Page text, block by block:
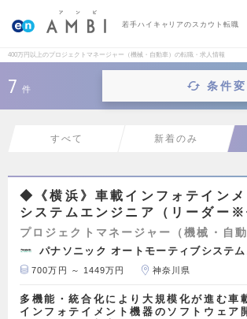
若手ハイキャリアのスカウト転職
400万円以上のプロジェクトマネージャー（機械・自動車）の転職・求人情報
7 件 条件
すべて 新着のみ
◆《横浜》車載インフォテインメ
システムエンジニア（リーダー※
プロジェクトマネージャー（機械・自動
パナソニック オートモーティブシステ
700万円 ～ 1449万円 神奈川県
多機能・統合化により大規模化が進む車
インフォテイメント機器のソフトウェア